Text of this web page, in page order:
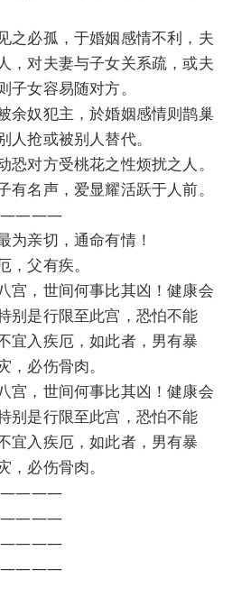
之必孤，于婚姻感情不利，夫
，对夫妻与子女关系疏，或夫
子女容易随对方。
余奴犯主，於婚姻感情则鹊巢
抢或被别人替代。
恐对方受桃花之性烦扰之人。
有名声，爱显耀活跃于人前。
为亲切，通命有情！
父有疾。
宫，世间何事比其凶！健康会
别是行限至此宫，恐怕不能
宜入疾厄，如此者，男有暴
必伤骨肉。
宫，世间何事比其凶！健康会
别是行限至此宫，恐怕不能
宜入疾厄，如此者，男有暴
必伤骨肉。